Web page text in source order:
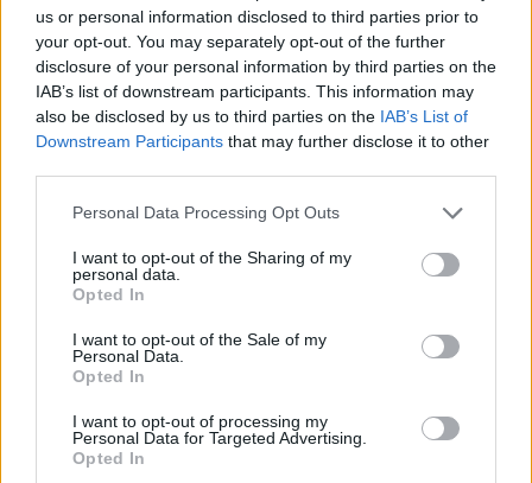
us or personal information disclosed to third parties prior to
your opt-out. You may separately opt-out of the further
disclosure of your personal information by third parties on the
IAB’s list of downstream participants. This information may
also be disclosed by us to third parties on the IAB’s List of
Downstream Participants that may further disclose it to other
Personal Data Processing Opt Outs
I want to opt-out of the Sharing of my
personal data.
Opted In
I want to opt-out of the Sale of my
Personal Data.
Opted In
I want to opt-out of processing my
Personal Data for Targeted Advertising.
Opted In
sudaro: profesorius R.Žaliūnas, sąjungos
įkūrėjas neurologas fizinės reabilitacijos
gydytojas Jonas Girskis, organizacinio
komiteto atstovas Aidas Valiukevičius,
šeimos gydytojas Martynas Jocys ir Kauno
Implantologijos klinikos direktorius, docentas
Juozas Jonaitis.
nariai: Lietuvos Respublikos Seimo
vicepirmininkas Gediminas Kirkilas, Lietuvos
inžinierius kibernetikas Vytautas
Kaminskas, Lietuvos socialdemokratų